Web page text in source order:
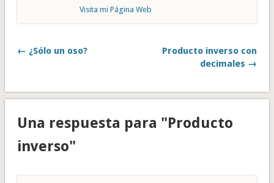
Visita mi Página Web
← ¿Sólo un oso?
Producto inverso con
decimales →
Una respuesta para "Producto
inverso"